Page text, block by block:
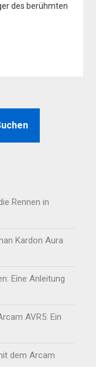
des berühmten
Rennen in
Kardon Aura
Eine Anleitung
AVR5: Ein
dem Arcam